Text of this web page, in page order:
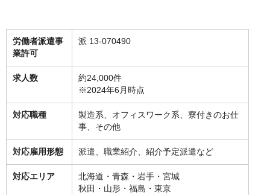
労働者派遣事
業許可
派 13-070490
求人数
約24,000件
※2024年6月時点
対応職種
製造系、オフィスワーク系、寮付きのお仕
事、その他
対応雇用形態 派遣、職業紹介、紹介予定派遣など
対応エリア
北海道・青森・岩手・宮城
秋田・山形・福島・東京